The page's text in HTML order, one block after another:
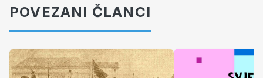
POVEZANI ČLANCI